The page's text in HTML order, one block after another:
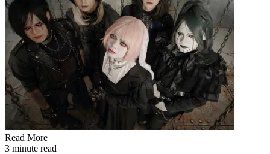
Read More
3 minute read